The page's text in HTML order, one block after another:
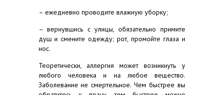
– ежедневно проводите влажную уборку;
– вернувшись с улицы, обязательно примите
душ и смените одежду; рот, промойте глаза и
нос.
Теоретически, аллергия может возникнуть у
любого человека и на любое вещество.
Заболевание не смертельное. Чем быстрее вы